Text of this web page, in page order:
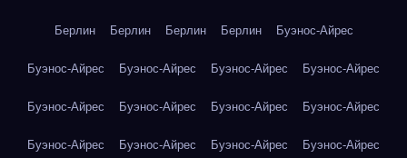
Берлин Берлин Берлин Берлин Буэнос-Айрес
Буэнос-Айрес Буэнос-Айрес Буэнос-Айрес Буэнос-Айрес
Буэнос-Айрес Буэнос-Айрес Буэнос-Айрес Буэнос-Айрес
Буэнос-Айрес Буэнос-Айрес Буэнос-Айрес Буэнос-Айрес